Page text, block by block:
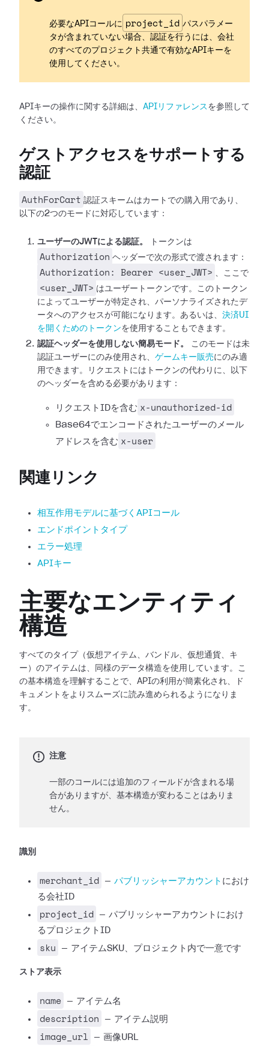
必要なAPIコールに project_id パスパラメー
タが含まれていない場合、認証を行うには、会社
のすべてのプロジェクト共通で有効なAPIキーを
使用してください。
APIキーの操作に関する詳細は、 APIリファレンス を参照して
ください。
ゲストアクセスをサポートする
認証
AuthForCart 認証スキームはカートでの購入用であり、
以下の2つのモードに対応しています：
ユーザーのJWTによる認証。 トークンは
Authorization ヘッダーで次の形式で渡されます：
Authorization: Bearer <user_JWT> 、ここで
<user_JWT> はユーザートークンです。このトークン
によってユーザーが特定され、パーソナライズされたデ
ータへのアクセスが可能になります。あるいは、 決済UI
を開くためのトークンを使用することもできます。
認証ヘッダーを使用しない簡易モード。
このモードは未
認証ユーザーにのみ使用され、 ゲームキー販売にのみ適
用できます。リクエストにはトークンの代わりに、以下
のヘッダーを含める必要があります：
リクエストIDを含む x-unauthorized-id
Base64でエンコードされたユーザーのメール
アドレスを含む x-user
関連リンク
相互作用モデルに基づくAPIコール
エンドポイントタイプ
エラー処理
APIキー
主要なエンティティ
構造
すべてのタイプ（仮想アイテム、バンドル、仮想通貨、キ
ー）のアイテムは、同様のデータ構造を使用しています。こ
の基本構造を理解することで、APIの利用が簡素化され、ド
キュメントをよりスムーズに読み進められるようになりま
す。
注意
一部のコールには追加のフィールドが含まれる場
合がありますが、基本構造が変わることはありま
せん。
識別
merchant_id — パブリッシャーアカウント におけ
る会社ID
project_id
— パブリッシャーアカウントにおけ
るプロジェクトID
sku — アイテムSKU、プロジェクト内で一意です
ストア表示
name — アイテム名
description — アイテム説明
image_url — 画像URL